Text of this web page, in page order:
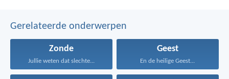
Gerelateerde onderwerpen
Zonde
Jullie weten dat slechte...
Geest
En de heilige Geest...